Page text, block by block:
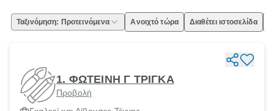
Ταξινόμηση: Προτεινόμενα Ανοιχτό τώρα Διαθέτει ιστοσελίδα
1. ΦΩΤΕΙΝΗ Γ ΤΡΙΓΚΑ
Προβολή